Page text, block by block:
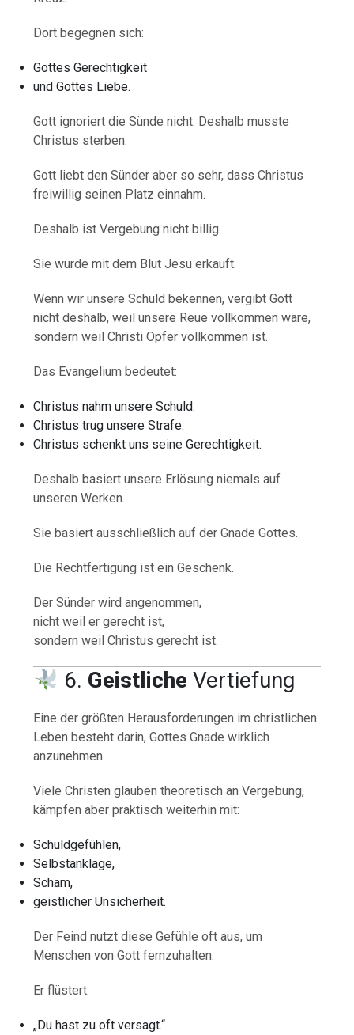
Dort begegnen sich:
Gottes Gerechtigkeit
und Gottes Liebe.
Gott ignoriert die Sünde nicht. Deshalb musste
Christus sterben.
Gott liebt den Sünder aber so sehr, dass Christus
freiwillig seinen Platz einnahm.
Deshalb ist Vergebung nicht billig.
Sie wurde mit dem Blut Jesu erkauft.
Wenn wir unsere Schuld bekennen, vergibt Gott
nicht deshalb, weil unsere Reue vollkommen wäre,
sondern weil Christi Opfer vollkommen ist.
Das Evangelium bedeutet:
Christus nahm unsere Schuld.
Christus trug unsere Strafe.
Christus schenkt uns seine Gerechtigkeit.
Deshalb basiert unsere Erlösung niemals auf
unseren Werken.
Sie basiert ausschließlich auf der Gnade Gottes.
Die Rechtfertigung ist ein Geschenk.
Der Sünder wird angenommen,
nicht weil er gerecht ist,
sondern weil Christus gerecht ist.
6. Geistliche Vertiefung
Eine der größten Herausforderungen im christlichen
Leben besteht darin, Gottes Gnade wirklich
anzunehmen.
Viele Christen glauben theoretisch an Vergebung,
kämpfen aber praktisch weiterhin mit:
Schuldgefühlen,
Selbstanklage,
Scham,
geistlicher Unsicherheit.
Der Feind nutzt diese Gefühle oft aus, um
Menschen von Gott fernzuhalten.
Er flüstert:
„Du hast zu oft versagt.“